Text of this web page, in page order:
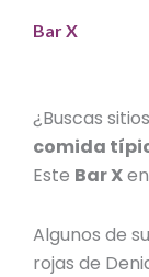
Bar X
¿Buscas
comida
Este Bar X
Algunos de
rojas de